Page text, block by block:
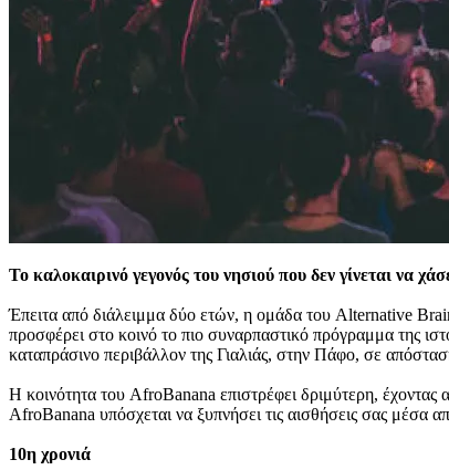
Το καλοκαιρινό γεγονός του νησιού που δεν γίνεται να
Έπειτα από διάλειμμα δύο ετών, η ομάδα του Alternative
προσφέρει στο κοινό το πιο συναρπαστικό πρόγραμμα της
καταπράσινο περιβάλλον της Γιαλιάς, στην Πάφο, σε
Η κοινότητα του AfroBanana επιστρέφει δριμύτερη,
AfroBanana υπόσχεται να ξυπνήσει τις αισθήσεις σας μέσα
10η χρονιά